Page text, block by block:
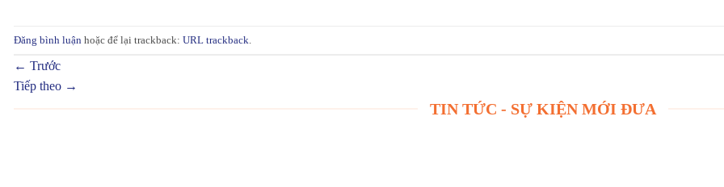
Đăng bình luận hoặc để lại trackback: URL trackback
← Trước
Tiếp theo →
TIN TỨC - SỰ KIỆN MỚI ĐƯA